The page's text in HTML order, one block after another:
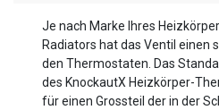
Je nach Marke Ihres
Radiators hat das Ventil einen
den Thermostaten. Das
des KnockautX Heizkörper-
für einen Grossteil der in der